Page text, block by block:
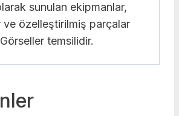
sunulan ekipmanlar,
ve özelleştirilmiş parçalar
temsilidir.